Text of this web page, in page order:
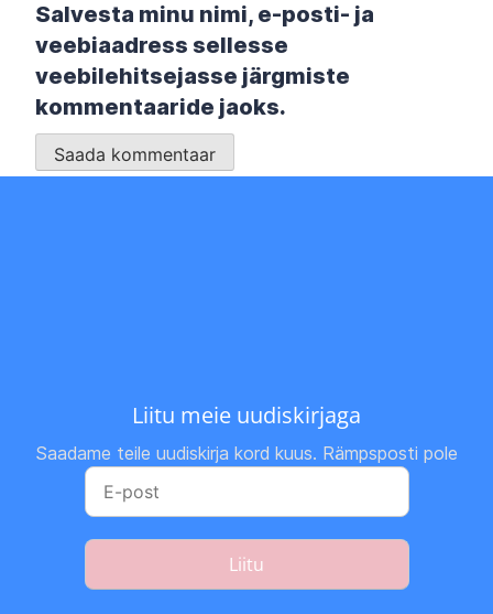
Salvesta minu nimi, e-posti- ja
veebiaadress sellesse
veebilehitsejasse järgmiste
kommentaaride jaoks.
Liitu meie uudiskirjaga
Saadame teile uudiskirja kord kuus. Rämpsposti pole
Liitu